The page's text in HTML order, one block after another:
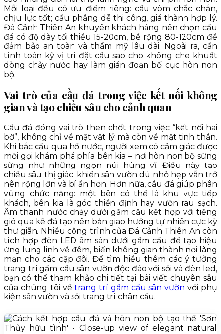
Mỗi loại đều có ưu điểm riêng: cầu vòm chắc chắn,
chịu lực tốt; cầu phẳng dễ thi công, giá thành hợp lý.
Đá Cảnh Thiên An khuyên khách hàng nên chọn cầu
đá có độ dày tối thiểu 15-20cm, bề rộng 80-120cm để
đảm bảo an toàn và thẩm mỹ lâu dài. Ngoài ra, cần
tính toán kỹ vị trí đặt cầu sao cho không che khuất
dòng chảy nước hay làm gián đoạn bố cục hòn non
bộ.
Vai trò của cầu đá trong việc kết nối không
gian và tạo chiều sâu cho cảnh quan
Cầu đá đóng vai trò then chốt trong việc “kết nối hai
bờ”, không chỉ về mặt vật lý mà còn về mặt tinh thần.
Khi bắc cầu qua hồ nước, người xem có cảm giác được
mời gọi khám phá phía bên kia – nơi hòn non bộ sừng
sững như những ngọn núi hùng vĩ. Điều này tạo
chiều sâu thị giác, khiến sân vườn dù nhỏ hẹp vẫn trở
nên rộng lớn và bí ẩn hơn. Hơn nữa, cầu đá giúp phân
vùng chức năng: một bên có thể là khu vực tiếp
khách, bên kia là góc thiền định hay vườn rau sạch.
Âm thanh nước chảy dưới gầm cầu kết hợp với tiếng
gió qua kẽ đá tạo nên bản giao hưởng tự nhiên cực kỳ
thư giãn. Nhiều công trình của Đá Cảnh Thiên An còn
tích hợp đèn LED âm sàn dưới gầm cầu để tạo hiệu
ứng lung linh về đêm, biến không gian thành nơi lãng
mạn cho các cặp đôi. Để tìm hiểu thêm các ý tưởng
trang trí gầm cầu sân vườn độc đáo với sỏi và đèn led,
bạn có thể tham khảo chi tiết tại bài viết chuyên sâu
của chúng tôi vềtrang trí gầm cầu sân vườn với phụ
kiện sân vườn và sỏi trang trí chân cầu.